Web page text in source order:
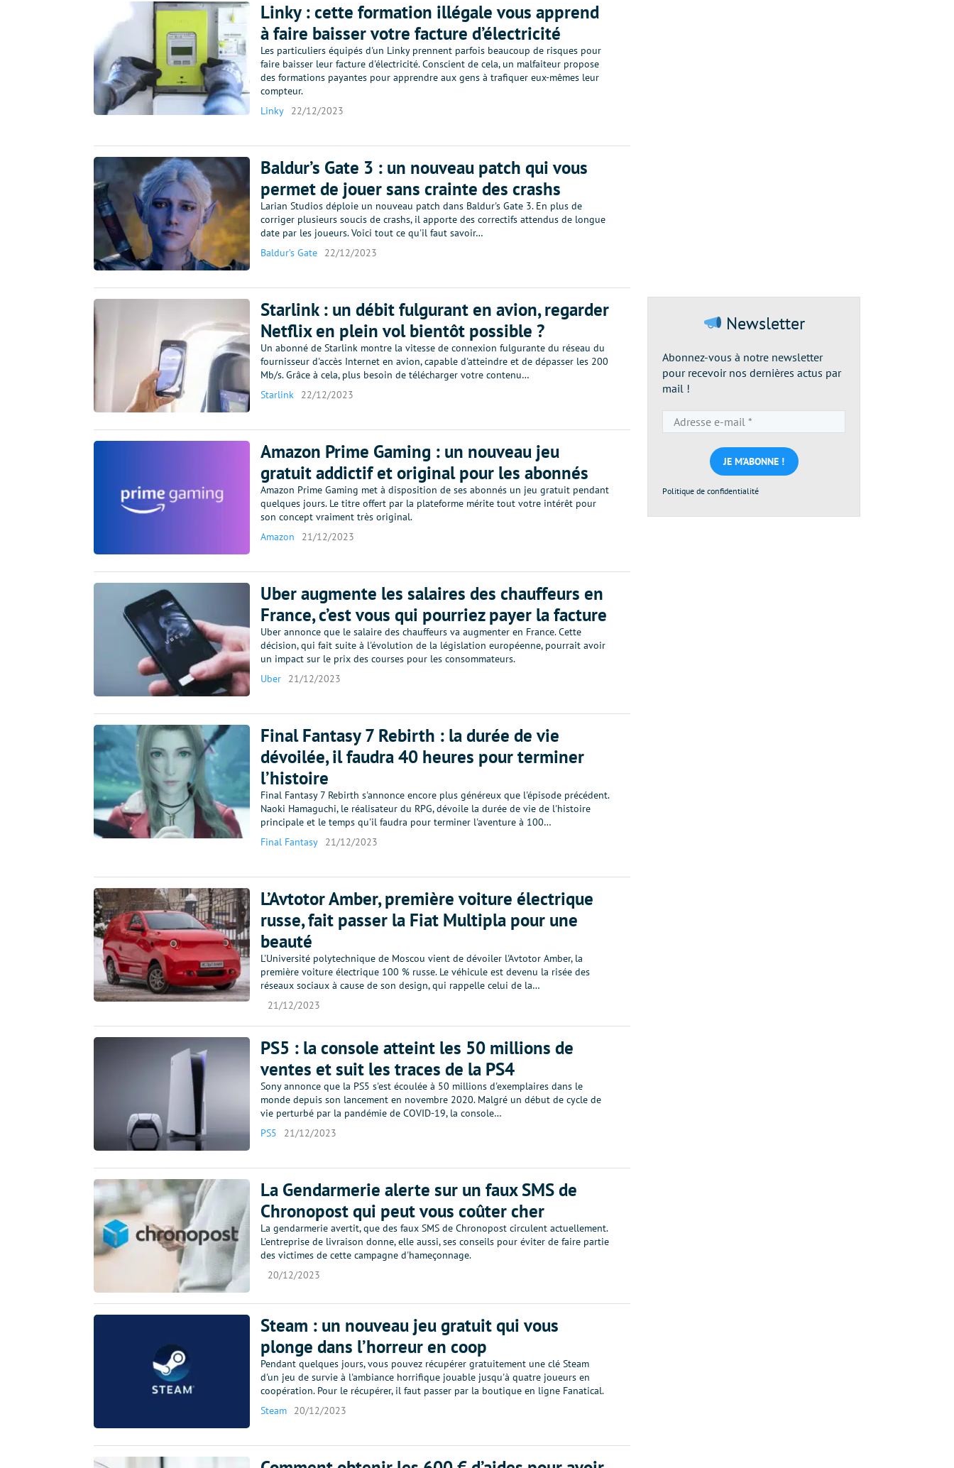
Linky : cette formation illégale vous apprend
à faire baisser votre facture d’électricité
Les particuliers équipés d'un Linky prennent parfois beaucoup de risques pour
faire baisser leur facture d'électricité. Conscient de cela, un malfaiteur propose
des formations payantes pour apprendre aux gens à trafiquer eux-mêmes leur
compteur.
Linky
22/12/2023
Baldur’s Gate 3 : un nouveau patch qui vous
permet de jouer sans crainte des crashs
Larian Studios déploie un nouveau patch dans Baldur's Gate 3. En plus de
corriger plusieurs soucis de crashs, il apporte des correctifs attendus de longue
date par les joueurs. Voici tout ce qu'il faut savoir…
Baldur’s Gate
22/12/2023
Starlink : un débit fulgurant en avion, regarder
Netflix en plein vol bientôt possible ?
Un abonné de Starlink montre la vitesse de connexion fulgurante du réseau du
fournisseur d'accès Internet en avion, capable d'atteindre et de dépasser les 200
Mb/s. Grâce à cela, plus besoin de télécharger votre contenu…
Starlink
22/12/2023
Amazon Prime Gaming : un nouveau jeu
gratuit addictif et original pour les abonnés
Amazon Prime Gaming met à disposition de ses abonnés un jeu gratuit pendant
quelques jours. Le titre offert par la plateforme mérite tout votre intérêt pour
son concept vraiment très original.
Amazon
21/12/2023
Uber augmente les salaires des chauffeurs en
France, c’est vous qui pourriez payer la facture
Uber annonce que le salaire des chauffeurs va augmenter en France. Cette
décision, qui fait suite à l'évolution de la législation européenne, pourrait avoir
un impact sur le prix des courses pour les consommateurs.
Uber
21/12/2023
Final Fantasy 7 Rebirth : la durée de vie
dévoilée, il faudra 40 heures pour terminer
l’histoire
Final Fantasy 7 Rebirth s'annonce encore plus généreux que l'épisode précédent.
Naoki Hamaguchi, le réalisateur du RPG, dévoile la durée de vie de l'histoire
principale et le temps qu'il faudra pour terminer l'aventure à 100…
Final Fantasy
21/12/2023
L’Avtotor Amber, première voiture électrique
russe, fait passer la Fiat Multipla pour une
beauté
L'Université polytechnique de Moscou vient de dévoiler l'Avtotor Amber, la
première voiture électrique 100 % russe. Le véhicule est devenu la risée des
réseaux sociaux à cause de son design, qui rappelle celui de la…
21/12/2023
PS5 : la console atteint les 50 millions de
ventes et suit les traces de la PS4
Sony annonce que la PS5 s'est écoulée à 50 millions d'exemplaires dans le
monde depuis son lancement en novembre 2020. Malgré un début de cycle de
vie perturbé par la pandémie de COVID-19, la console…
PS5
21/12/2023
La Gendarmerie alerte sur un faux SMS de
Chronopost qui peut vous coûter cher
La gendarmerie avertit, que des faux SMS de Chronopost circulent actuellement.
L'entreprise de livraison donne, elle aussi, ses conseils pour éviter de faire partie
des victimes de cette campagne d'hameçonnage.
20/12/2023
Steam : un nouveau jeu gratuit qui vous
plonge dans l’horreur en coop
Pendant quelques jours, vous pouvez récupérer gratuitement une clé Steam
d'un jeu de survie à l'ambiance horrifique jouable jusqu'à quatre joueurs en
coopération. Pour le récupérer, il faut passer par la boutique en ligne Fanatical.
Steam
20/12/2023
Newsletter
Abonnez-vous à notre newsletter
pour recevoir nos dernières actus par
mail !
e-
mail
*
Politique de confidentialité